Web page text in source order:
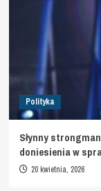
Polityka
Słynny
doniesienia w
20 kwietnia, 2026